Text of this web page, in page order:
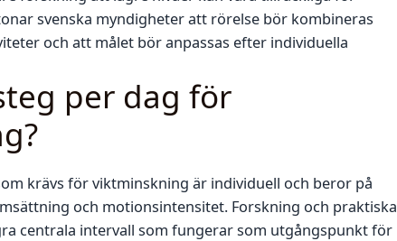
svenska myndigheter att rörelse bör kombineras
och att målet bör anpassas efter individuella
per dag för
krävs för viktminskning är individuell och beror på
och motionsintensitet. Forskning och praktiska
centrala intervall som fungerar som utgångspunkt för